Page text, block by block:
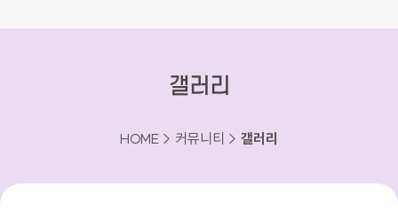
갤러리
HOME > 커뮤니티 > 갤러리